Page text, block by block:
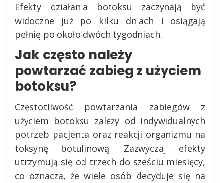
Efekty działania botoksu zaczynają być
widoczne już po kilku dniach i osiągają
pełnię po około dwóch tygodniach.
Jak często należy
powtarzać zabieg z użyciem
botoksu?
Częstotliwość powtarzania zabiegów z
użyciem botoksu zależy od indywidualnych
potrzeb pacjenta oraz reakcji organizmu na
toksynę botulinową. Zazwyczaj efekty
utrzymują się od trzech do sześciu miesięcy,
co oznacza, że wiele osób decyduje się na